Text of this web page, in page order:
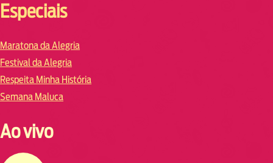
Especiais
Maratona da Alegria
Festival da Alegria
Respeita Minha História
Semana Maluca
Ao vivo